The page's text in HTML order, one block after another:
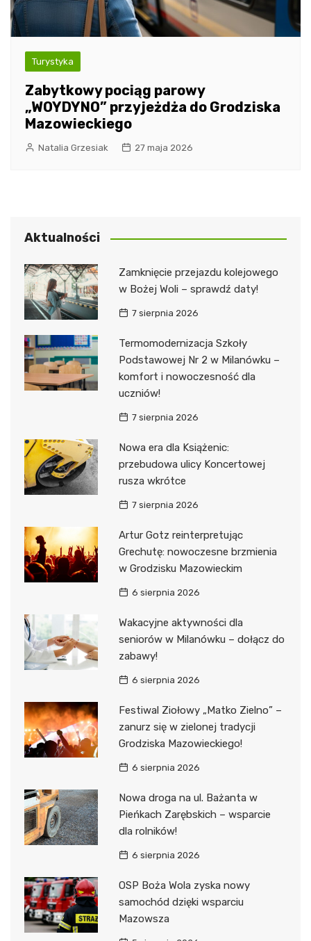
Turystyka
Zabytkowy pociąg parowy
„WOYDYNO” przyjeżdża do Grodziska
Mazowieckiego
Natalia Grzesiak 27 maja 2026
Aktualności
Zamknięcie przejazdu kolejowego
w Bożej Woli – sprawdź daty!
7 sierpnia 2026
Termomodernizacja Szkoły
Podstawowej Nr 2 w Milanówku –
komfort i nowoczesność dla
uczniów!
7 sierpnia 2026
Nowa era dla Książenic:
przebudowa ulicy Koncertowej
rusza wkrótce
7 sierpnia 2026
Artur Gotz reinterpretując
Grechutę: nowoczesne brzmienia
w Grodzisku Mazowieckim
6 sierpnia 2026
Wakacyjne aktywności dla
seniorów w Milanówku – dołącz do
zabawy!
6 sierpnia 2026
Festiwal Ziołowy „Matko Zielno” –
zanurz się w zielonej tradycji
Grodziska Mazowieckiego!
6 sierpnia 2026
Nowa droga na ul. Bażanta w
Pieńkach Zarębskich – wsparcie
dla rolników!
6 sierpnia 2026
OSP Boża Wola zyska nowy
samochód dzięki wsparciu
Mazowsza